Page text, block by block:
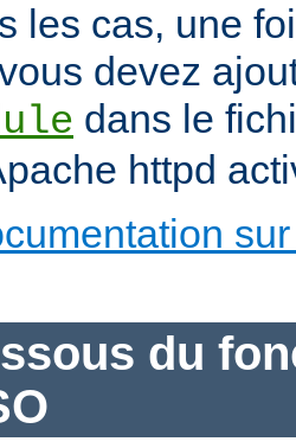
les cas, une
devez
dans le
httpd
du